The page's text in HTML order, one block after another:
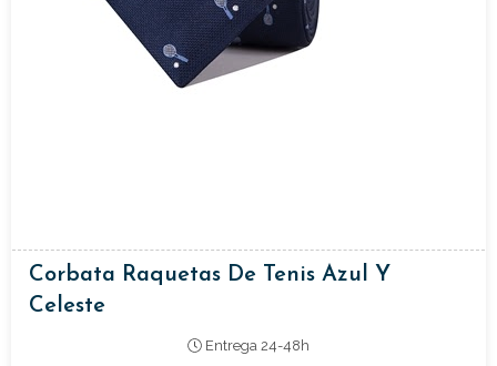
Corbata Raquetas De Tenis Azul Y
Celeste
Entrega 24-48h